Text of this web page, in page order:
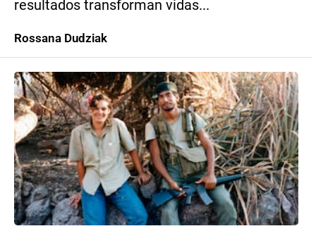
resultados transforman vidas...
Rossana Dudziak